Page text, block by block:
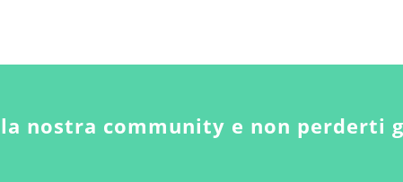
nostra community e non perderti